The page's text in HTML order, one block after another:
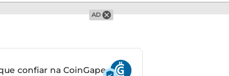
AD
confiar na CoinGape